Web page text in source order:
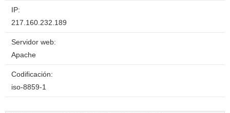
IP:
217.160.232.189
Servidor web:
Apache
Codificación:
iso-8859-1